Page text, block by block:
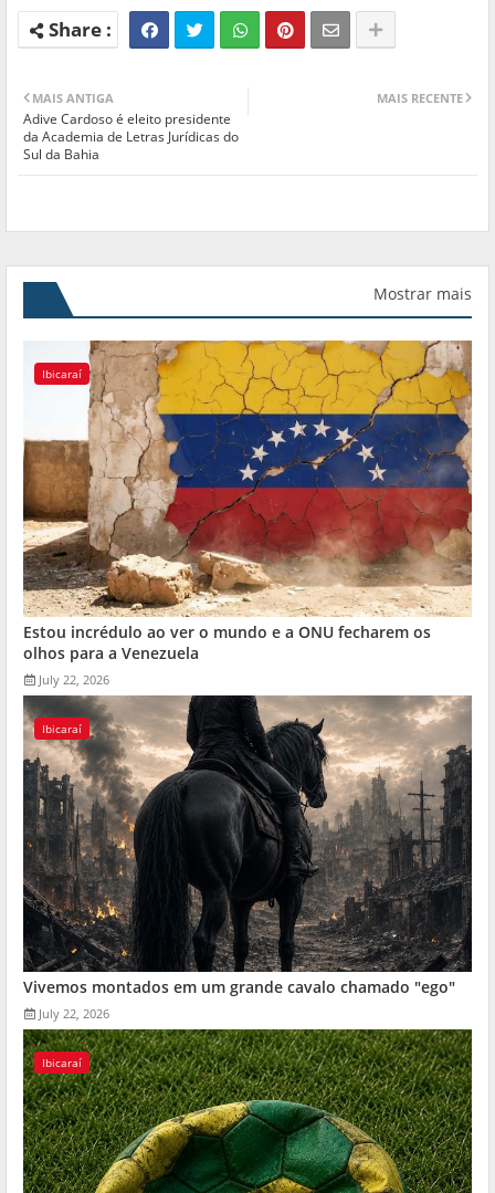
MAIS RECENTE
MAIS ANTIGA
Adive Cardoso é eleito presidente
da Academia de Letras Jurídicas do
Sul da Bahia
Mostrar mais
Ibicaraí
Estou incrédulo ao ver o mundo e a ONU fecharem os
olhos para a Venezuela
July 22, 2026
Ibicaraí
Vivemos montados em um grande cavalo chamado "ego"
July 22, 2026
Ibicaraí